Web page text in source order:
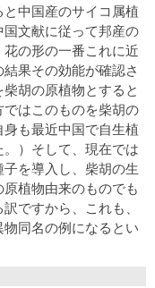
中国産のサイコ属植
文献に従って邦産の
の形の一番これに近
果その効能が確認さ
胡の原植物とすると
はこのものを柴胡の
も最近中国で自生植
）そして、現在では
を導入し、柴胡の生
植物由来のものでも
ですから、これも、
同名の例になるとい